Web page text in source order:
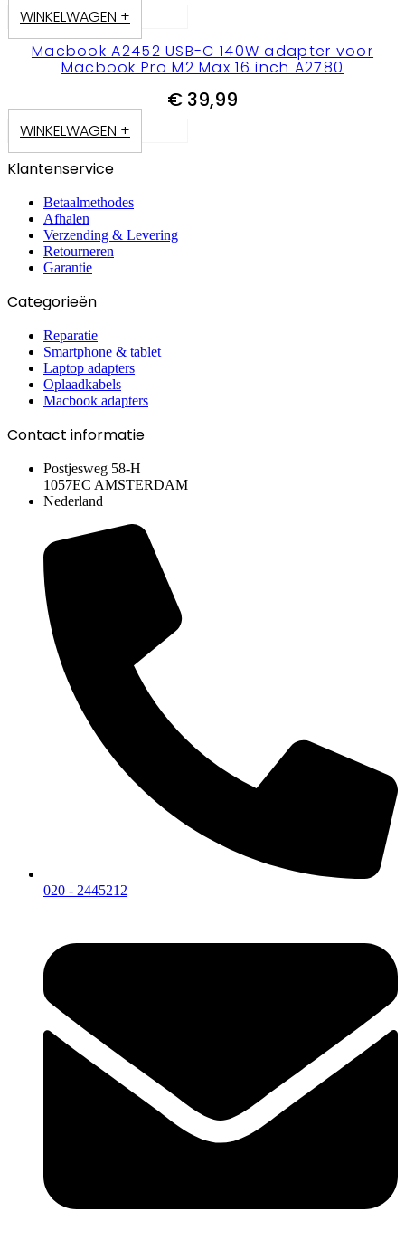
WINKELWAGEN +
Macbook A2452 USB-C 140W adapter voor
Macbook Pro M2 Max 16 inch A2780
€ 39,99
WINKELWAGEN +
Klantenservice
Betaalmethodes
Afhalen
Verzending & Levering
Retourneren
Garantie
Categorieën
Reparatie
Smartphone & tablet
Laptop adapters
Oplaadkabels
Macbook adapters
Contact informatie
Postjesweg 58-H
1057EC AMSTERDAM
Nederland
020 - 2445212